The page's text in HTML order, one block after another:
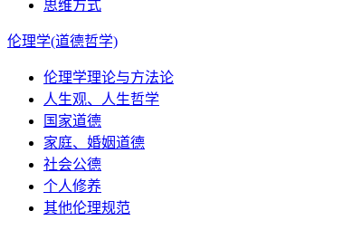
思维方式
伦理学(道德哲学)
伦理学理论与方法论
人生观、人生哲学
国家道德
家庭、婚姻道德
社会公德
个人修养
其他伦理规范